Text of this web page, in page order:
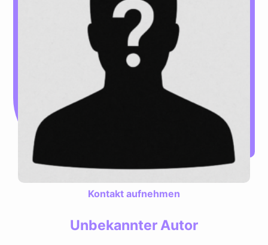
Kontakt aufnehmen
Unbekannter Autor